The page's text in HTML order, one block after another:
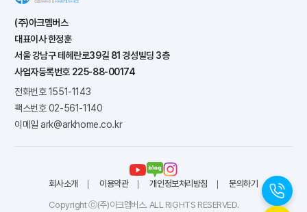
(주)아크멤버스
대표이사한정훈
서울 강남구 테헤란로39길 81 경성빌딩 3층
사업자등록번호 225-88-00174
전화번호1551-1143
팩스번호02-561-1140
이메일 ark@arkhome.co.kr
회사소개 이용약관 개인정보처리방침 문의하기
Copyright ⓒ(주)아크멤버스. ALL RIGHTS RESERVED.